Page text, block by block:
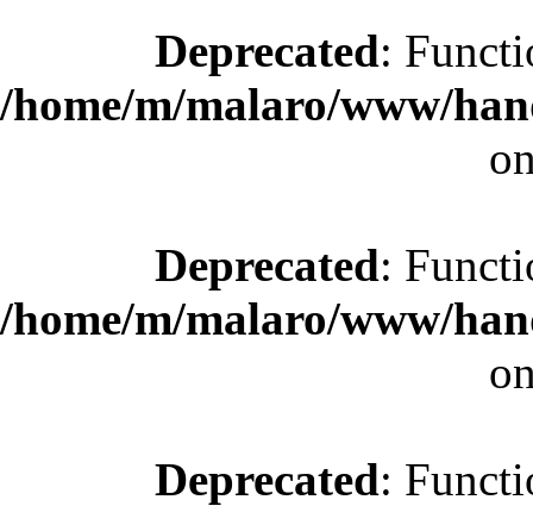
Deprecated:
/home/m/malaro/www/
Deprecated:
/home/m/malaro/www/
Deprecated: